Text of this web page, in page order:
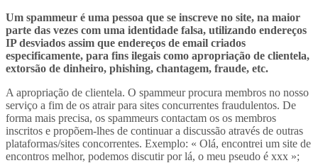
Um spammeur é uma pessoa que se inscreve no site, na maior
parte das vezes com uma identidade falsa, utilizando endereços
IP desviados assim que endereços de email criados
especificamente, para fins ilegais como apropriação de clientela,
extorsão de dinheiro, phishing, chantagem, fraude, etc.
A apropriação de clientela. O spammeur procura membros no nosso
serviço a fim de os atrair para sites concurrentes fraudulentos. De
forma mais precisa, os spammeurs contactam os os membros
inscritos e propõem-lhes de continuar a discussão através de outras
plataformas/sites concorrentes. Exemplo: « Olá, encontrei um site de
encontros melhor, podemos discutir por lá, o meu pseudo é xxx »;